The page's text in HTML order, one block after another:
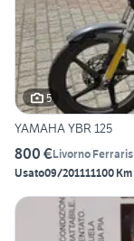
5
YAMAHA YBR 125
800 €Livorno Ferraris
Usato09/201111100 Km